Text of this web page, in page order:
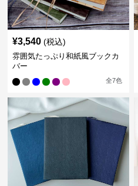
¥3,540 (税込)
雰囲気たっぷり和紙風ブックカ
バー
全7色